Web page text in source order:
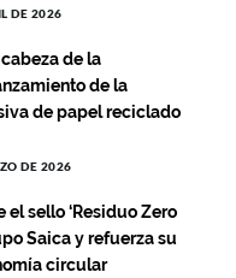
DE 2026
cabeza de la
de la
de papel reciclado
DE 2026
el sello ‘Residuo Zero
Saica y refuerza su
circular